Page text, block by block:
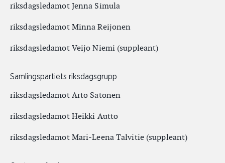
riksdagsledamot Jenna Simula
riksdagsledamot Minna Reijonen
riksdagsledamot Veijo Niemi (suppleant)
Samlingspartiets riksdagsgrupp
riksdagsledamot Arto Satonen
riksdagsledamot Heikki Autto
riksdagsledamot Mari-Leena Talvitie (suppleant)